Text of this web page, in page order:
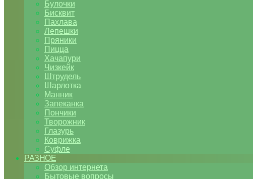
Булочки
Бисквит
Пахлава
Лепешки
Пряники
Пицца
Хачапури
Чизкейк
Штрудель
Шарлотка
Манник
Запеканка
Пончики
Творожник
Глазурь
Коврижка
Суфле
РАЗНОЕ
Обзор интернета
Бытовые вопросы